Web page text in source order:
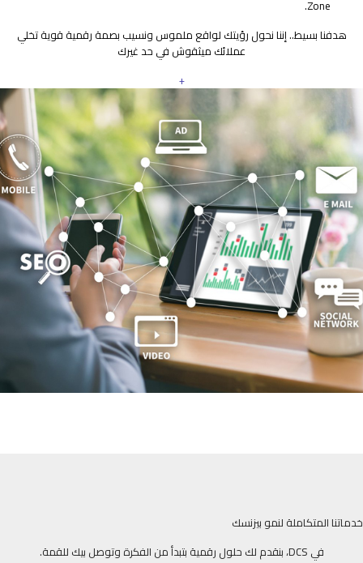
Zone.
هدفنا بسيط.. إننا نحول رؤيتك لواقع ملموس ونسيب بصمة رقمية قوية تخلي
عملائك ميثقوش في حد غيرك
+
خدماتنا المتكاملة لنمو بيزنسك
في DCS، بنقدم لك حلول رقمية بتبدأ من الفكرة وتوصل بيك للقمة.